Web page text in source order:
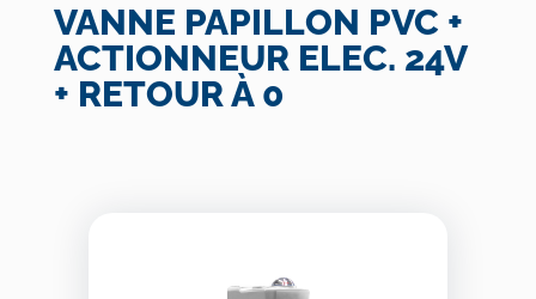
VANNE PAPILLON PVC +
ACTIONNEUR ELEC. 24V
+ RETOUR À 0